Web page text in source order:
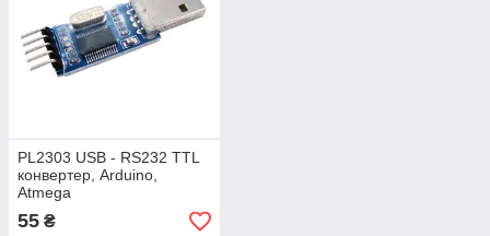
PL2303 USB - RS232 TTL
конвертер, Arduino,
Atmega
55 ₴